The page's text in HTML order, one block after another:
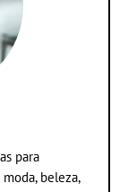
para
beleza,